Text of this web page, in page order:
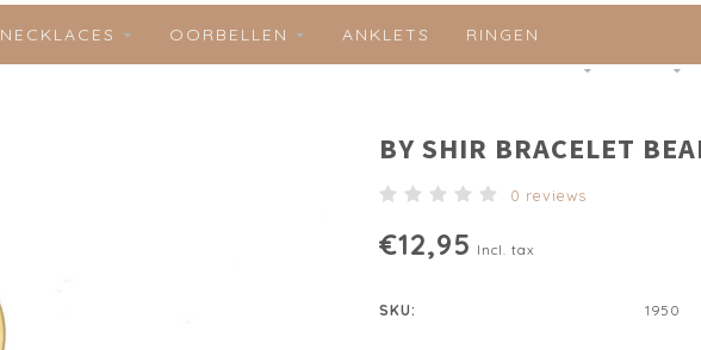
NECKLACES OORBELLEN ANKLETS RINGEN
BY SHIR BRACELET
0 reviews
€12,95 Incl. tax
SKU: 1950